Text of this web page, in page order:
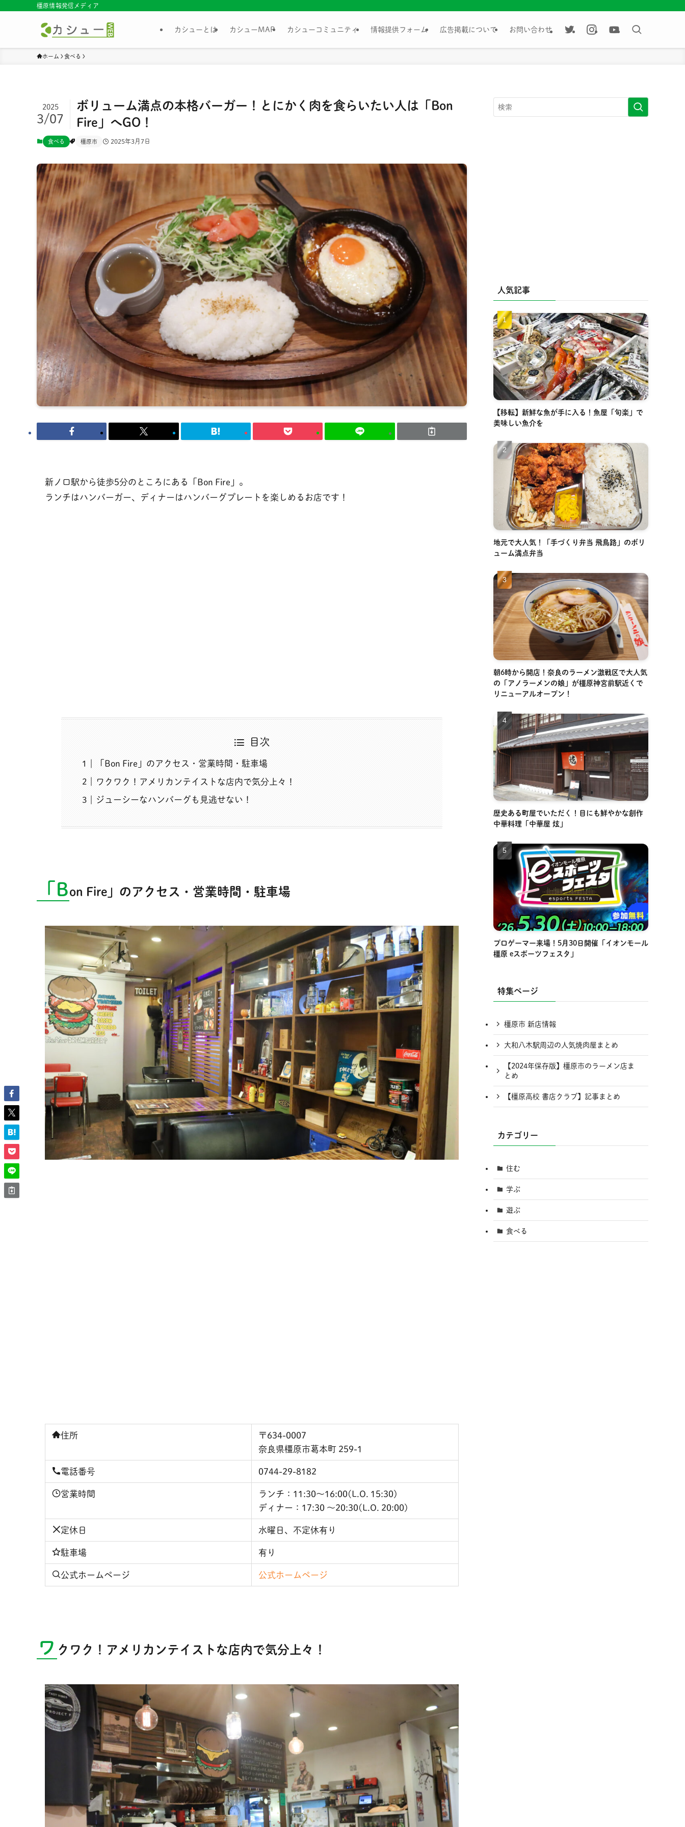
橿原情報発信メディア
カシューとは カシューMAP カシューコミュニティ 情報提供フォーム 広告掲載について お問い合わせ
ホーム 食べる
ボリューム満点の本格バーガー！とにかく肉を食らいたい人は「Bon
Fire」へGO！
2025
3/07
食べる 橿原市 2025年3月7日
新ノ口駅から徒歩5分のところにある「Bon Fire」。
ランチはハンバーガー、ディナーはハンバーグプレートを楽しめるお店です！
目次
「Bon Fire」のアクセス・営業時間・駐車場
ワクワク！アメリカンテイストな店内で気分上々！
ジューシーなハンバーグも見逃せない！
「Bon Fire」のアクセス・営業時間・駐車場
住所
〒634-0007
奈良県橿原市葛本町 259-1
電話番号 0744-29-8182
営業時間
ランチ：11:30～16:00(L.O. 15:30)
ディナー：17:30 ～20:30(L.O. 20:00)
定休日 水曜日、不定休有り
駐車場 有り
公式ホームページ 公式ホームページ
ワ クワク！アメリカンテイストな店内で気分上々！
人気記事
【移転】新鮮な魚が手に入る！魚屋「旬楽」で
美味しい魚介を
地元で大人気！「手づくり弁当 飛鳥路」のボリ
ューム満点弁当
朝6時から開店！奈良のラーメン激戦区で大人気
の「アノラーメンの娘」が橿原神宮前駅近くで
リニューアルオープン！
歴史ある町屋でいただく！目にも鮮やかな創作
中華料理「中華屋 炫」
プロゲーマー来場！5月30日開催「イオンモール
橿原 eスポーツフェスタ」
特集ページ
橿原市 新店情報
大和八木駅周辺の人気焼肉屋まとめ
【2024年保存版】橿原市のラーメン店ま
とめ
【橿原高校 書店クラブ】記事まとめ
カテゴリー
住む
学ぶ
遊ぶ
食べる